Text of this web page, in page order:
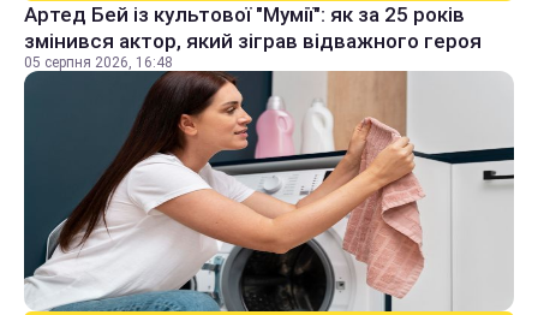
Артед Бей із культової "Мумії": як за 25 років
змінився актор, який зіграв відважного героя
05 серпня 2026, 16:48